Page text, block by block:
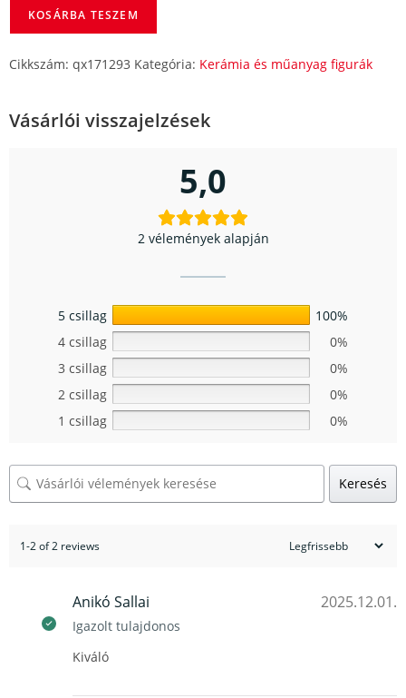
KOSÁRBA TESZEM
Cikkszám: qx171293 Kategória: Kerámia és műanyag figurák
Vásárlói visszajelzések
5,0
2 vélemények alapján
5 csillag
100%
4 csillag
0%
3 csillag
0%
2 csillag
0%
1 csillag
0%
Keresés
1-2 of 2 reviews
Anikó Sallai
Igazolt tulajdonos
2025.12.01.
Kiváló